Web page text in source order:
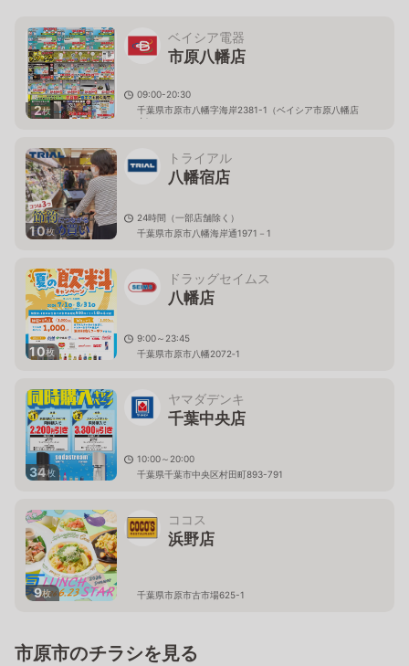
2枚
ベイシア電器
市原八幡店
09:00-20:30
千葉県市原市八幡字海岸2381-1（ベイシア市原八幡店
内)
10枚
トライアル
八幡宿店
24時間（一部店舗除く）
千葉県市原市八幡海岸通1971－1
10枚
ドラッグセイムス
八幡店
9:00～23:45
千葉県市原市八幡2072‐1
34枚
ヤマダデンキ
千葉中央店
10:00～20:00
千葉県千葉市中央区村田町893-791
9枚
ココス
浜野店
千葉県市原市古市場625-1
市原市のチラシを見る